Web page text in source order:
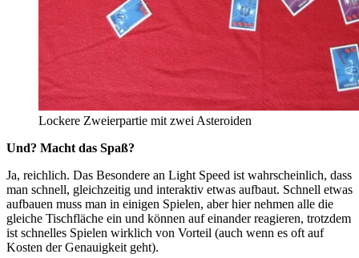
Lockere Zweierpartie mit zwei Asteroiden
Und? Macht das Spaß?
Ja, reichlich. Das Besondere an Light Speed ist wahrscheinlich, dass
man schnell, gleichzeitig und interaktiv etwas aufbaut. Schnell etwas
aufbauen muss man in einigen Spielen, aber hier nehmen alle die
gleiche Tischfläche ein und können auf einander reagieren, trotzdem
ist schnelles Spielen wirklich von Vorteil (auch wenn es oft auf
Kosten der Genauigkeit geht).